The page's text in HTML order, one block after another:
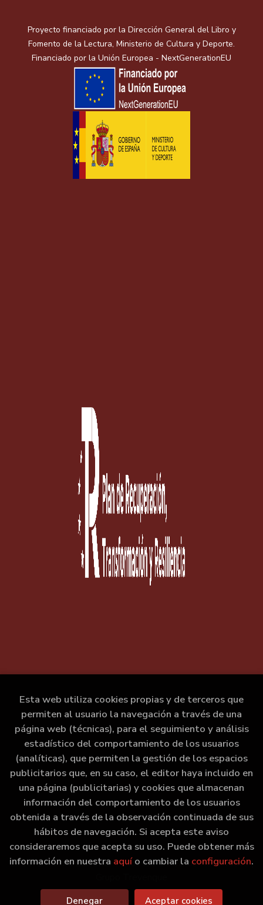
Proyecto financiado por la Dirección General del Libro y
Fomento de la Lectura, Ministerio de Cultura y Deporte.
Financiado por la Unión Europea - NextGenerationEU
2026 ©Marxe Libraría. Todos los Derechos Reservados |
Esta web utiliza cookies propias y de terceros que
permiten al usuario la navegación a través de una
página web (técnicas), para el seguimiento y análisis
estadístico del comportamiento de los usuarios
(analíticas), que permiten la gestión de los espacios
publicitarios que, en su caso, el editor haya incluido en
una página (publicitarias) y cookies que almacenan
información del comportamiento de los usuarios
obtenida a través de la observación continuada de sus
hábitos de navegación. Si acepta este aviso
consideraremos que acepta su uso. Puede obtener más
información en nuestra aquío cambiar la configuración.
Denegar Aceptar cookies